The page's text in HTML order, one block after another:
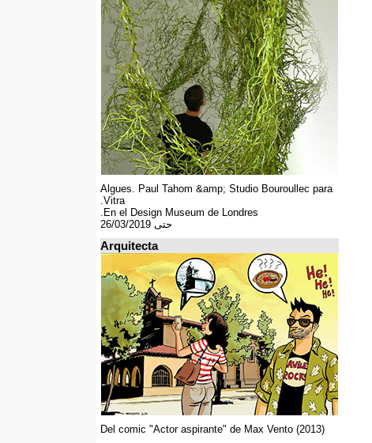
Algues. Paul Tahom &amp; Studio Bouroullec para
Vitra.
En el Design Museum de Londres.
حتى 26/03/2019
Arquitecta
Del comic "Actor aspirante" de Max Vento (2013)